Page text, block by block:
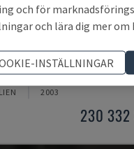
550
- VERTIKALT
2003
230 332
och för
och lära dig mer om
INSTÄLLNINGAR